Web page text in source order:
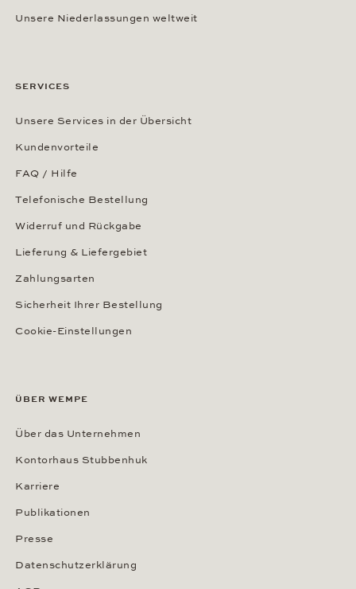
Unsere Niederlassungen weltweit
SERVICES
Unsere Services in der Übersicht
Kundenvorteile
FAQ / Hilfe
Telefonische Bestellung
Widerruf und Rückgabe
Lieferung & Liefergebiet
Zahlungsarten
Sicherheit Ihrer Bestellung
Cookie-Einstellungen
ÜBER WEMPE
Über das Unternehmen
Kontorhaus Stubbenhuk
Karriere
Publikationen
Presse
Datenschutzerklärung